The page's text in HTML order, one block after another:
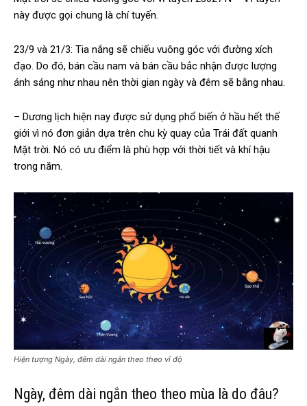
này được gọi chung là chí tuyến.
23/9 và 21/3: Tia nắng sẽ chiếu vuông góc với đường xích
đạo. Do đó, bán cầu nam và bán cầu bắc nhận được lượng
ánh sáng như nhau nên thời gian ngày và đêm sẽ bằng nhau.
– Dương lịch hiện nay được sử dụng phổ biến ở hầu hết thế
giới vì nó đơn giản dựa trên chu kỳ quay của Trái đất quanh
Mặt trời. Nó có ưu điểm là phù hợp với thời tiết và khí hậu
trong năm.
Hiện tượng Ngày, đêm dài ngắn theo theo vĩ độ
Ngày, đêm dài ngắn theo theo mùa là do đâu?